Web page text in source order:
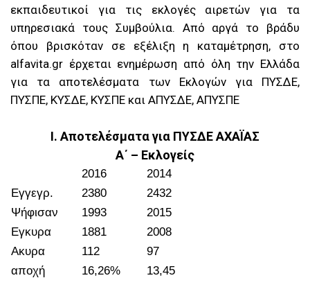
εκπαιδευτικοί για τις εκλογές αιρετών για τα
υπηρεσιακά τους Συμβούλια. Από αργά το βράδυ
όπου βρισκόταν σε εξέλιξη η καταμέτρηση, στο
alfavita.gr έρχεται ενημέρωση από όλη την Ελλάδα
για τα αποτελέσματα των Εκλογών για ΠΥΣΔΕ,
ΠΥΣΠΕ, ΚΥΣΔΕ, ΚΥΣΠΕ και ΑΠΥΣΔΕ, ΑΠΥΣΠΕ
I. Αποτελέσματα για ΠΥΣΔΕ ΑΧΑΪΑΣ
Α΄ – Εκλογείς
2016
2014
Εγγεγρ.
2380
2432
Ψήφισαν
1993
2015
Εγκυρα
1881
2008
Ακυρα
112
97
αποχή
16,26% 13,45